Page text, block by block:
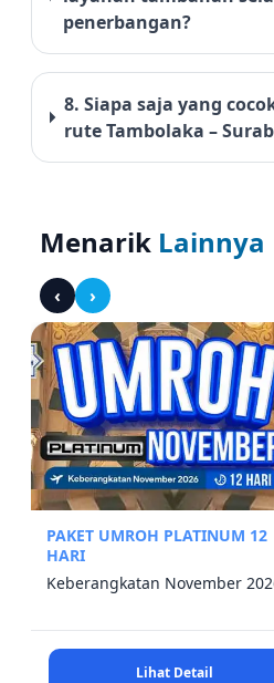
penerbangan?
8. Siapa saja yang
rute Tambolaka –
Menarik Lainnya
‹ ›
PAKET UMROH PLATINUM 12
HARI
Keberangkatan November
Lihat Detail